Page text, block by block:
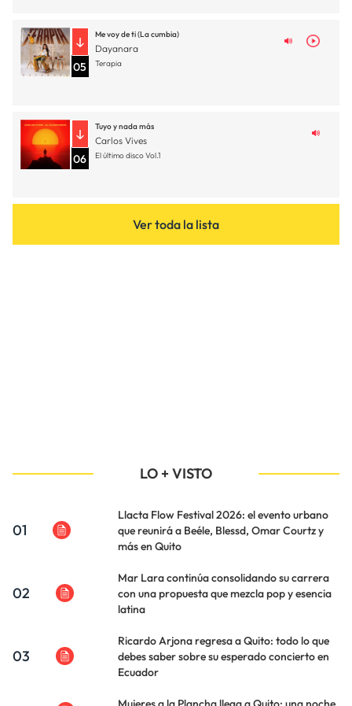
05
Me voy de ti (La cumbia)
Dayanara
Terapia
06
Tuyo y nada más
Carlos Vives
El último disco Vol.1
Ver toda la lista
LO + VISTO
01
Llacta Flow Festival 2026: el evento urbano
que reunirá a Beéle, Blessd, Omar Courtz y
más en Quito
02
Mar Lara continúa consolidando su carrera
con una propuesta que mezcla pop y esencia
latina
03
Ricardo Arjona regresa a Quito: todo lo que
debes saber sobre su esperado concierto en
Ecuador